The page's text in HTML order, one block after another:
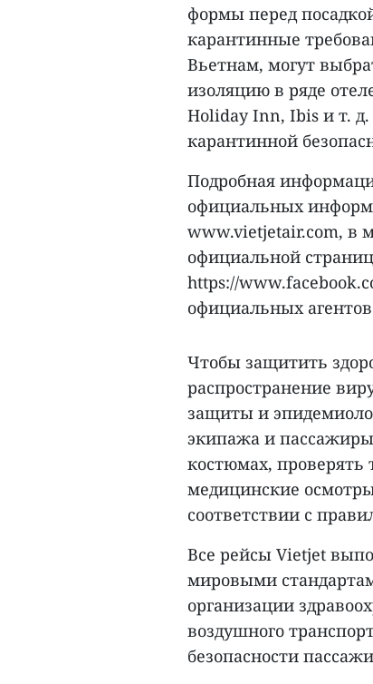
формы перед
карантинные
Вьетнам, могут
изоляцию в ряде
Holiday Inn, Ibis и т.
карантинной
Подробная
официальных
www.vietjetair.com, в
официальной
https://
официальных
Чтобы защитить
распространение
защиты и
экипажа и
костюмах, проверять
медицинские
соответствии с
Все рейсы Vietjet
мировыми
организации
воздушного
безопасности